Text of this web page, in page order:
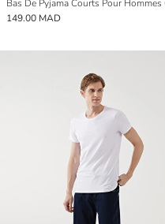
149.00 MAD